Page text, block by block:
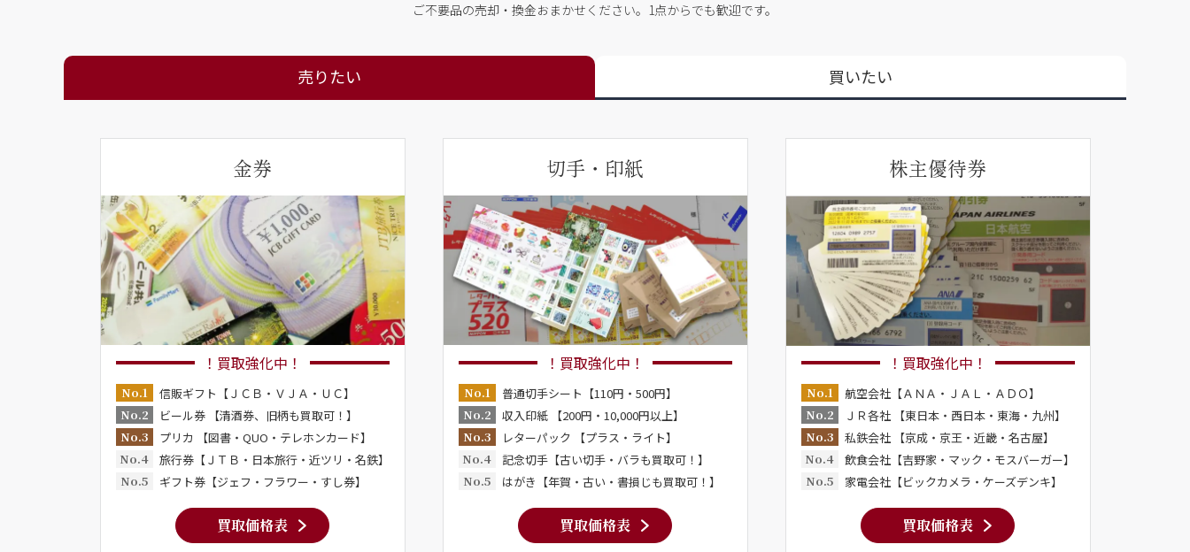
ご不要品の売却・換金おまかせください。 1点からでも歓迎です。
売りたい 買いたい
金券
！買取強化中！
No.1
信販ギフト【ＪＣＢ・ＶＪＡ・ＵＣ】
No.2
ビール券 【清酒券、旧柄も買取可！】
No.3
プリカ 【図書・QUO・テレホンカード】
No.4
旅行券【ＪＴＢ・日本旅行・近ツリ・名鉄】
No.5
ギフト券【ジェフ・フラワー・すし券】
買取価格表
切手・印紙
！買取強化中！
No.1
普通切手シート【110円・500円】
No.2
収入印紙 【200円・10,000円以上】
No.3
レターパック 【プラス・ライト】
No.4
記念切手【古い切手・バラも買取可！】
No.5
はがき【年賀・古い・書損じも買取可！】
買取価格表
株主優待券
！買取強化中！
No.1
航空会社【ＡＮＡ・ＪＡＬ・ＡＤＯ】
No.2
ＪＲ各社 【東日本・西日本・東海・九州】
No.3
私鉄会社 【京成・京王・近畿・名古屋】
No.4
飲食会社【吉野家・マック・モスバーガー】
No.5
家電会社【ビックカメラ・ケーズデンキ】
買取価格表